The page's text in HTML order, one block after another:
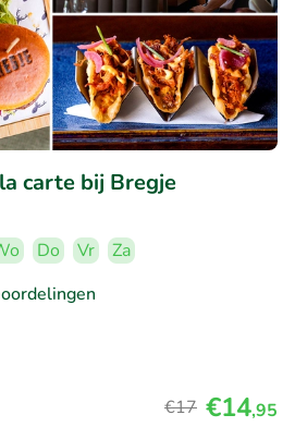
carte bij Bregje
Do Vr
Za
€17 €14,95